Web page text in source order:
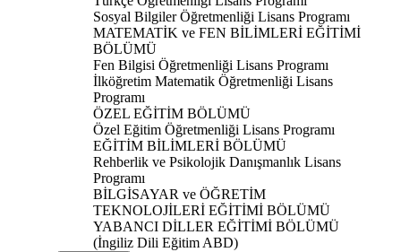
Sosyal Bilgiler Öğretmenliği Lisans Programı
MATEMATİK ve FEN BİLİMLERİ EĞİTİMİ
BÖLÜMÜ
Fen Bilgisi Öğretmenliği Lisans Programı
İlköğretim Matematik Öğretmenliği Lisans
Programı
ÖZEL EĞİTİM BÖLÜMÜ
Özel Eğitim Öğretmenliği Lisans Programı
EĞİTİM BİLİMLERİ BÖLÜMÜ
Rehberlik ve Psikolojik Danışmanlık Lisans
Programı
BİLGİSAYAR ve ÖĞRETİM
TEKNOLOJİLERİ EĞİTİMİ BÖLÜMÜ
YABANCI DİLLER EĞİTİMİ BÖLÜMÜ
(İngiliz Dili Eğitim ABD)